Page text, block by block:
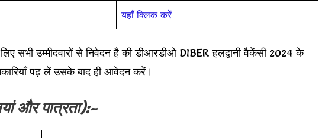
यहाँ क्लिक करें
सभी उम्मीदवारों से निवेदन है की डीआरडीओ DIBER हलद्वानी वैकेंसी 2024 के
पढ़ लें उसके बाद ही आवेदन करें।
और पात्रता):-